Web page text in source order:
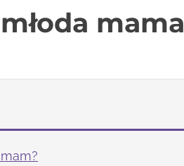
mama